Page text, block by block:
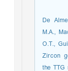
De
M.A.,
O.T.,
Zircon
the